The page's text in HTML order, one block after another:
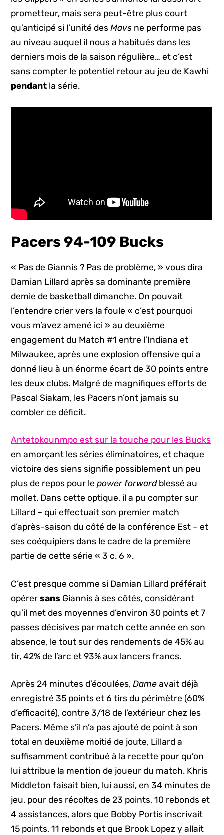
prometteur, mais sera peut-être plus court
qu’anticipé si l’unité desMavs ne performe pas
au niveau auquel il nous a habitués dans les
derniers mois de la saison régulière… et c’est
sans compter le potentiel retour au jeu de Kawhi
pendant la série.
Pacers 94-109 Bucks
« Pas de Giannis ? Pas de problème, » vous dira
Damian Lillard après sa dominante première
demie de basketball dimanche. On pouvait
l’entendre crier vers la foule « c’est pourquoi
vous m’avez amené ici » au deuxième
engagement du Match #1 entre l’Indiana et
Milwaukee, après une explosion offensive qui a
donné lieu à un énorme écart de 30 points entre
les deux clubs. Malgré de magnifiques efforts de
Pascal Siakam, les Pacers n’ont jamais su
combler ce déficit.
Antetokounmpo est sur la touche pour les Bucks
en amorçant les séries éliminatoires, et chaque
victoire des siens signifie possiblement un peu
plus de repos pour lepower forwardblessé au
mollet. Dans cette optique, il a pu compter sur
Lillard – qui effectuait son premier match
d’après-saison du côté de la conférence Est – et
ses coéquipiers dans le cadre de la première
partie de cette série « 3 c. 6 ».
C’est presque comme si Damian Lillard préférait
opérersans Giannis à ses côtés, considérant
qu’il met des moyennes d’environ 30 points et 7
passes décisives par match cette année en son
absence, le tout sur des rendements de 45% au
tir, 42% de l’arc et 93% aux lancers francs.
Après 24 minutes d’écoulées,Dameavait déjà
enregistré 35 points et 6 tirs du périmètre (60%
d’efficacité), contre 3/18 de l’extérieur chez les
Pacers. Même s’il n’a pas ajouté de point à son
total en deuxième moitié de joute, Lillard a
suffisamment contribué à la recette pour qu’on
lui attribue la mention de joueur du match. Khris
Middleton faisait bien, lui aussi, en 34 minutes de
jeu, pour des récoltes de 23 points, 10 rebonds et
4 assistances, alors que Bobby Portis inscrivait
15 points, 11 rebonds et que Brook Lopez y allait